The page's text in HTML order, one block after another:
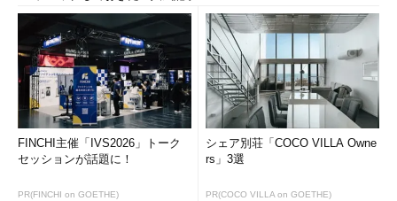
FINCHI主催「IVS2026」トーク
セッションが話題に！
PR(FINCHI on GOETHE)
シェア別荘「COCO VILLA Owne
rs」3選
PR(COCO VILLA on GOETHE)